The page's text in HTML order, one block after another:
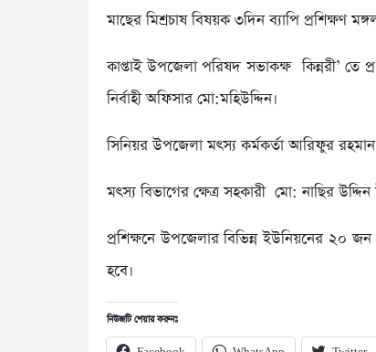
মাছের মিশ্রচাষ বিষয়ক ৩দিন ব্যাপি প্রশিক্ষণ
কাপ্তাই উপজেলা পরিষদ সভাকক্ষ কিন্নরী’ তে
নির্বাহী অফিসার মো:মহিউদ্দিন।
সিনিয়র উপজেলা মৎস্য কর্মকর্তা আরিফুর
মৎস্য বিভাগের ক্ষেত্র সহকারী মো: নাছির
প্রশিক্ষনে উপজেলার বিভিন্ন ইউনিয়নের ২০
হবে।
নিউজটি শেয়ার করুনঃ